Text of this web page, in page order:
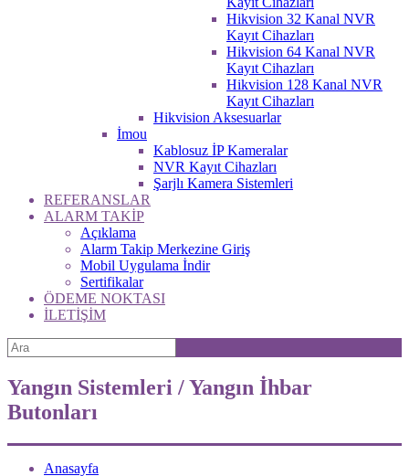
Hikvision 32 Kanal NVR
Kayıt Cihazları
Hikvision 64 Kanal NVR
Kayıt Cihazları
Hikvision 128 Kanal NVR
Kayıt Cihazları
Hikvision Aksesuarlar
İmou
Kablosuz İP Kameralar
NVR Kayıt Cihazları
Şarjlı Kamera Sistemleri
REFERANSLAR
ALARM TAKİP
Açıklama
Alarm Takip Merkezine Giriş
Mobil Uygulama İndir
Sertifikalar
ÖDEME NOKTASI
İLETİŞİM
Yangın Sistemleri / Yangın İhbar
Butonları
Anasayfa